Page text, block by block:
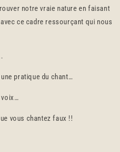
notre vraie nature en faisant
ce cadre ressourçant qui nous
pratique du chant…
voix…
vous chantez faux !!